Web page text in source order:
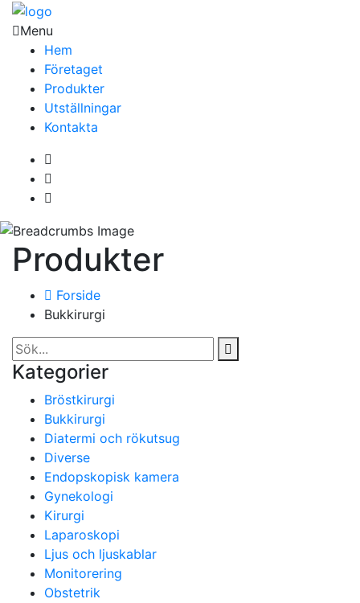
Menu
Hem
Företaget
Produkter
Utställningar
Kontakta
Produkter
Forside
Bukkirurgi
Kategorier
Bröstkirurgi
Bukkirurgi
Diatermi och rökutsug
Diverse
Endopskopisk kamera
Gynekologi
Kirurgi
Laparoskopi
Ljus och ljuskablar
Monitorering
Obstetrik